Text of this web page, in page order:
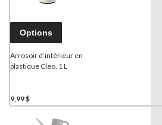
Options
Arrosoir d’intérieur en
plastique Cleo, 1 L
9,99 $